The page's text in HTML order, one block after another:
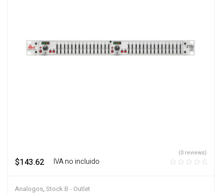
$143.62 ‎ ‎ ‎ IVA no incluido
(0 reviews)
Analogos, Stock B - Outlet